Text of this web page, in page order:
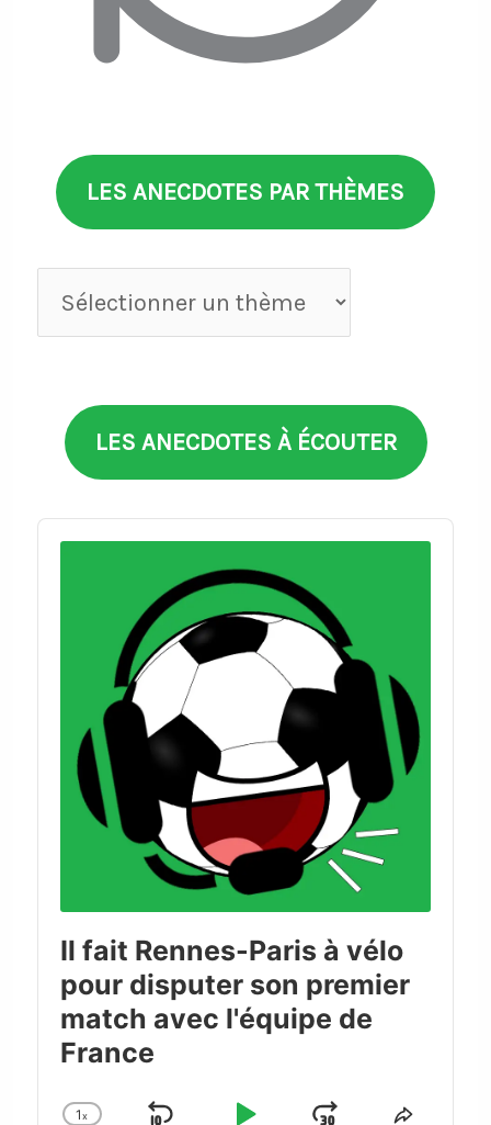
LES ANECDOTES PAR THÈMES
Anecdotes
par
LES ANECDOTES À ÉCOUTER
Audio
Player
Il fait Rennes-Paris à vélo
pour disputer son premier
match avec l'équipe de
France
1x